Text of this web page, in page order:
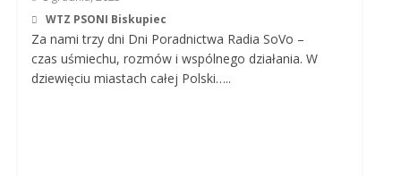
WTZ PSONI Biskupiec
Za nami trzy dni Dni Poradnictwa Radia SoVo –
czas uśmiechu, rozmów i wspólnego działania. W
dziewięciu miastach całej Polski…..